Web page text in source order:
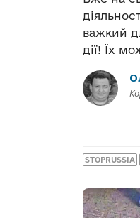
важкий
дії! Їх
STOPRUSSIA